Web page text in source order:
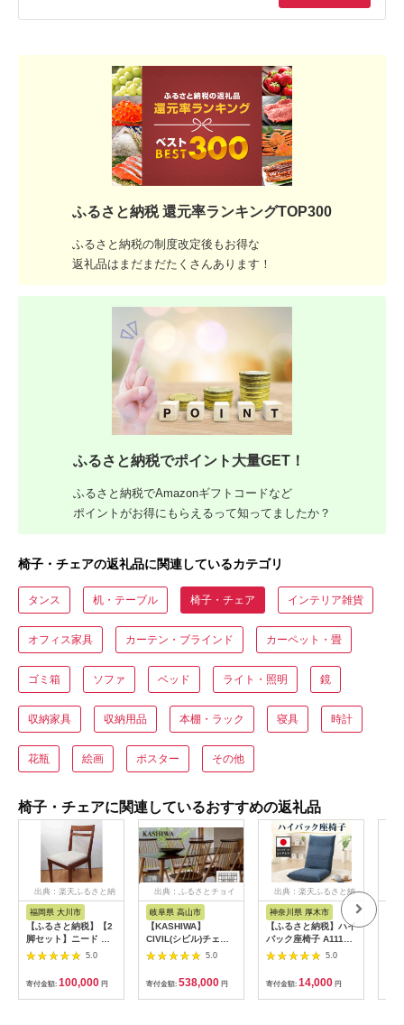
ふるさと納税 還元率ランキングTOP300
ふるさと納税の制度改定後もお得な
返礼品はまだまだたくさんあります！
ふるさと納税でポイント大量GET！
ふるさと納税でAmazonギフトコードなど
ポイントがお得にもらえるって知ってましたか？
椅子・チェアの返礼品に関連しているカテゴリ
タンス 机・テーブル 椅子・チェア インテリア雑貨
オフィス家具 カーテン・ブラインド カーペット・畳
ゴミ箱 ソファ ベッド ライト・照明 鏡
収納家具 収納用品 本棚・ラック 寝具 時計
花瓶 絵画 ポスター その他
椅子・チェアに関連しているおすすめの返礼品
出典：楽天ふるさと納
福岡県 大川市
【ふるさと納税】【2
脚セット】ニード チ
ェア ウォールナット
無垢 辻製作所 大川家
具 大川市
5.0
寄付金額: 100,000 円
出典：ふるさとチョイ
岐阜県 高山市
【KASHIWA】
CIVIL(シビル)チェア2
脚組 ダイニングチェ
ア 飛騨の家具 椅子 木
製 TR4115【家具 椅
子 いす チェア おしゃ
れ 国産】
5.0
寄付金額: 538,000 円
出典：楽天ふるさと納
神奈川県 厚木市
【ふるさと納税】ハイ
バック座椅子 A1116r
インディゴブルー【日
本製】 ／ 座椅子 ハイ
バック リクライニン
グ 14段階 クッション
インディゴブルー 日
5.0
寄付金額: 14,000 円